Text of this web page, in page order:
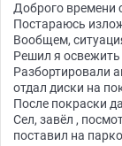
Доброго времени
Постараюсь
Вообщем,
Решил я
Разбортировали
отдал диски на
После покраски
Сел, завёл ,
поставил на